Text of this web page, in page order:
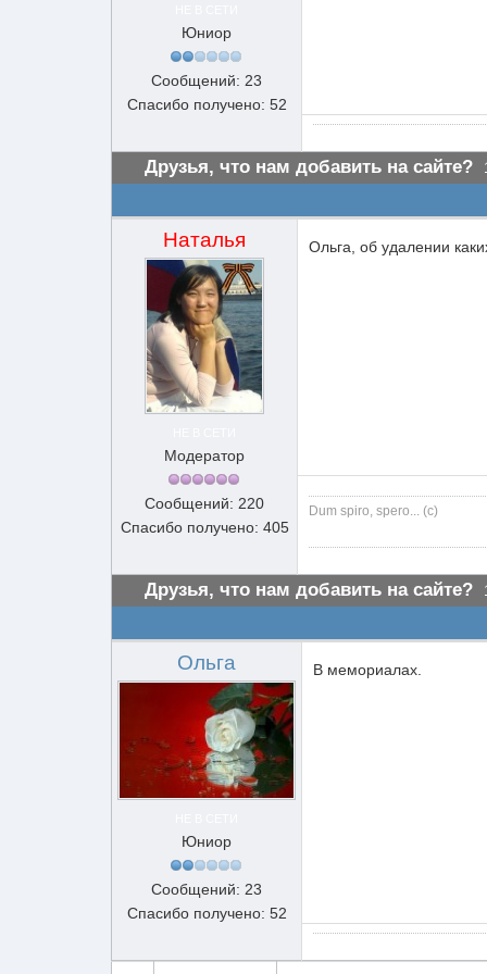
Юниор
Сообщений: 23
Спасибо получено: 52
Друзья, что нам добавить на сайте?
Наталья
Модератор
Сообщений: 220
Спасибо получено: 405
Ольга, об удалении
Dum spiro, spero... (c)
Друзья, что нам добавить на сайте?
Ольга
Юниор
Сообщений: 23
Спасибо получено: 52
В мемориалах.